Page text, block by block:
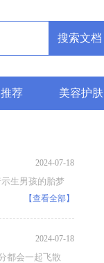
荐 美容护肤
2024-07-18
生男孩的胎梦
【查看全部】
2024-07-18
都会一起飞散